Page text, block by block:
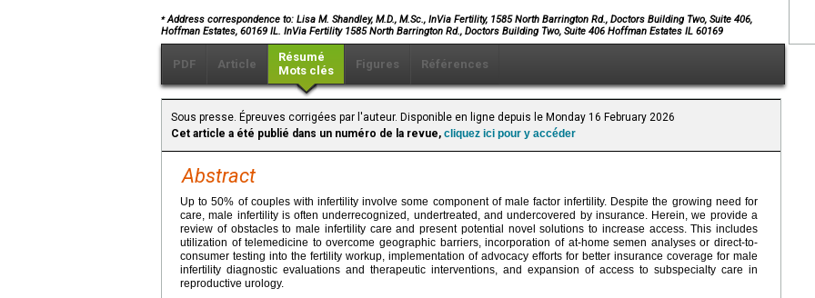
⁎Address correspondence to: Lisa M. Shandley, M.D., M.Sc., InVia Fertility, 1585 North Barrington Rd., Doctors Building Two, Suite 406,
Hoffman Estates, 60169 IL. InVia Fertility 1585 North Barrington Rd., Doctors Building Two, Suite 406 Hoffman Estates IL 60169
PDF Article
Résumé
Mots clés
Figures Références
Sous presse. Épreuves corrigées par l'auteur. Disponible en ligne depuis le Monday 16 February 2026
Cet article a été publié dans un numéro de la revue, cliquez ici pour y accéder
Abstract
Up to 50% of couples with infertility involve some component of male factor infertility. Despite the growing need for
care, male infertility is often underrecognized, undertreated, and undercovered by insurance. Herein, we provide a
review of obstacles to male infertility care and present potential novel solutions to increase access. This includes
utilization of telemedicine to overcome geographic barriers, incorporation of at-home semen analyses or direct-to-
consumer testing into the fertility workup, implementation of advocacy efforts for better insurance coverage for male
infertility diagnostic evaluations and therapeutic interventions, and expansion of access to subspecialty care in
reproductive urology.